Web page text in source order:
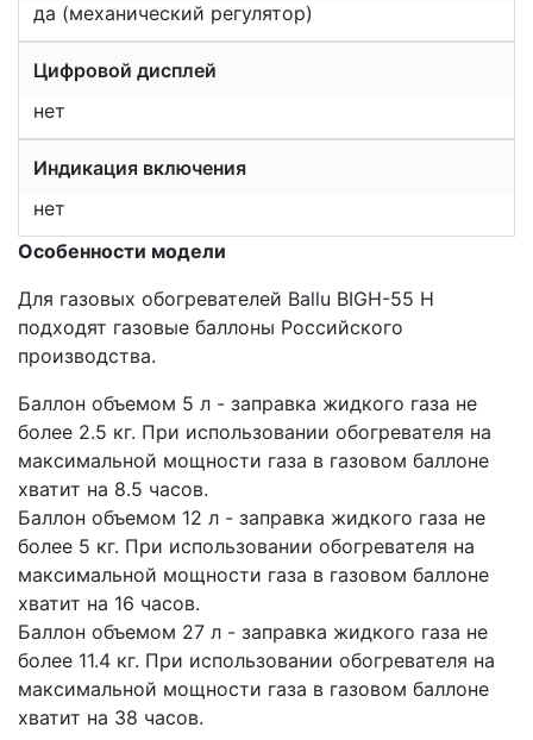
да (механический регулятор)
Цифровой дисплей
нет
Индикация включения
нет
Особенности модели
Для газовых обогревателей Ballu BIGH-55 H
подходят газовые баллоны Российского
производства.
Баллон объемом 5 л - заправка жидкого газа не
более 2.5 кг. При использовании обогревателя на
максимальной мощности газа в газовом баллоне
хватит на 8.5 часов.
Баллон объемом 12 л - заправка жидкого газа не
более 5 кг. При использовании обогревателя на
максимальной мощности газа в газовом баллоне
хватит на 16 часов.
Баллон объемом 27 л - заправка жидкого газа не
более 11.4 кг. При использовании обогревателя на
максимальной мощности газа в газовом баллоне
хватит на 38 часов.